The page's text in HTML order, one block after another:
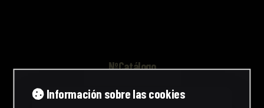
NºCatálogo
FHEB-03683
Información sobre las cookies